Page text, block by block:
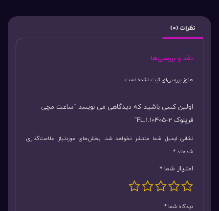
نظرات (0)
نقد و بررسی‌ها
هنوز بررسی‌ای ثبت نشده است.
اولین کسی باشید که دیدگاهی می نویسد “ساعت مچی
فریلوک FL.1.10405-2”
نشانی ایمیل شما منتشر نخواهد شد. بخش‌های موردنیاز علامت‌گذاری
شده‌اند*
امتیاز شما *
دیدگاه شما *